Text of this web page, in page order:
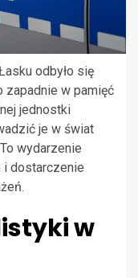
odbyło się
zapadnie w pamięć
jednostki
je w świat
wydarzenie
i dostarczenie
w